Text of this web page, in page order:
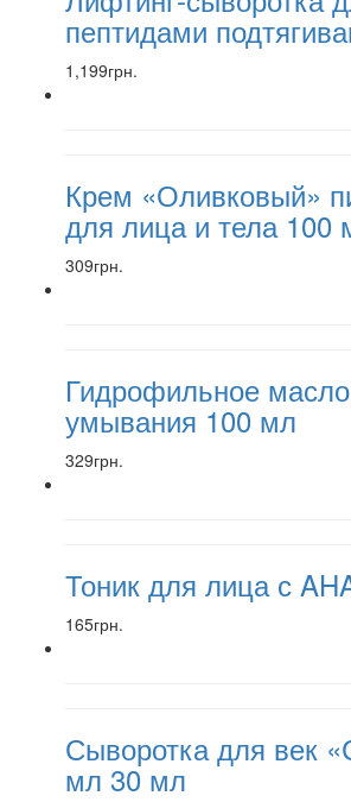
пептидами
1,199грн.
Крем «Оливковый»
для лица и тела 100
309грн.
Гидрофильное
умывания 100 мл
329грн.
Тоник для лица с
165грн.
Сыворотка для век
мл 30 мл